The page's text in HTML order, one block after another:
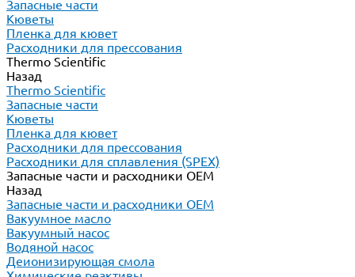
Запасные части
Кюветы
Пленка для кювет
Расходники для прессования
Thermo Scientific
Назад
Thermo Scientific
Запасные части
Кюветы
Пленка для кювет
Расходники для прессования
Расходники для сплавления (SPEX)
Запасные части и расходники ОЕМ
Назад
Запасные части и расходники ОЕМ
Вакуумное масло
Вакуумный насос
Водяной насос
Деионизирующая смола